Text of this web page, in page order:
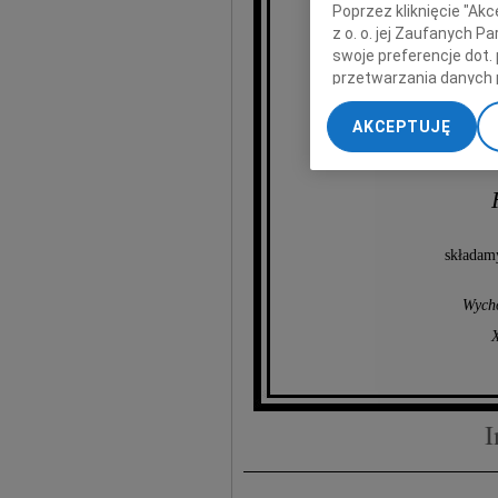
Poprzez kliknięcie
z o. o. jej Zaufanych
swoje preferencje dot.
przetwarzania danych
„Ustawienia
My, nasi Zaufani
dokładnych danych
Przechowywanie
treści, badnie
AKCEPTUJĘ